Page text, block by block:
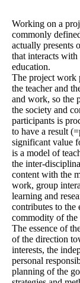
Working on a
commonly
actually presents
that interacts
education.
The project work
the teacher and
and work, so the
the so­ciety and
partici­pants is
to have a result
significant value
is a model of
the inter-
content with the
work, group
learning and
contributes to
commodity of
The essence of
of the direction
inter­ests, the
personal
planning of the